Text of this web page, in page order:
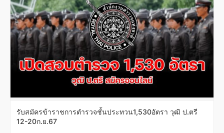
รับสมัครข้าราชการตำรวจชั้นประทวน1,530อัตรา วุฒิ ป.ตรี
12-20ก.ย.67